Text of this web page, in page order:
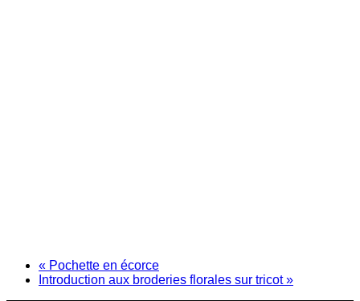
« Pochette en écorce
Introduction aux broderies florales sur tricot»